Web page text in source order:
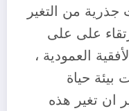
من التغير
على على
العمودية ،
بيئة حياة
ان تغير هذه